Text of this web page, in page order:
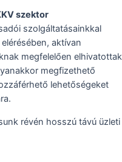
szektor
szolgáltatásainkkal
aktívan
megfelelően elhivatottak
megfizethető
lehetőségeket
révén hosszú távú üzleti